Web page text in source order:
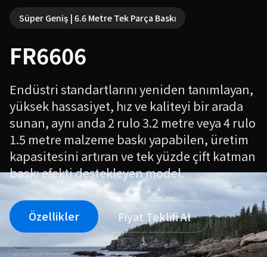
Süper Geniş | 6.6 Metre Tek Parça Baskı
FR6606
Endüstri standartlarını yeniden tanımlayan,
yüksek hassasiyet, hız ve kaliteyi bir arada
sunan, aynı anda 2 rulo 3.2 metre veya 4 rulo
1.5 metre malzeme baskı yapabilen, üretim
kapasitesini artıran ve tek yüzde çift katman
baskı efekti destekleyen model.
Özellikler Fiyat Teklifi Al